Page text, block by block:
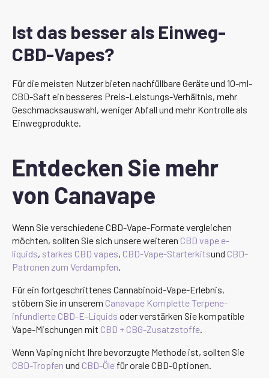
Ist das besser als Einweg-
CBD-Vapes?
Für die meisten Nutzer bieten nachfüllbare Geräte und 10-ml-
CBD-Saft ein besseres Preis-Leistungs-Verhältnis, mehr
Geschmacksauswahl, weniger Abfall und mehr Kontrolle als
Einwegprodukte.
Entdecken Sie mehr
von Canavape
Wenn Sie verschiedene CBD-Vape-Formate vergleichen
möchten, sollten Sie sich unsere weiteren CBD vape e-
liquids, starkes CBD vapes, CBD-Vape-Starterkitsund CBD-
Patronen zum Verdampfen.
Für ein fortgeschrittenes Cannabinoid-Vape-Erlebnis,
stöbern Sie in unserem Canavape Komplette Terpene-
infundierte CBD-E-Liquids oder verstärken Sie kompatible
Vape-Mischungen mit CBD + CBG-Zusatzstoffe.
Wenn Vaping nicht Ihre bevorzugte Methode ist, sollten Sie
CBD-Tropfen und CBD-Öle für orale CBD-Optionen.